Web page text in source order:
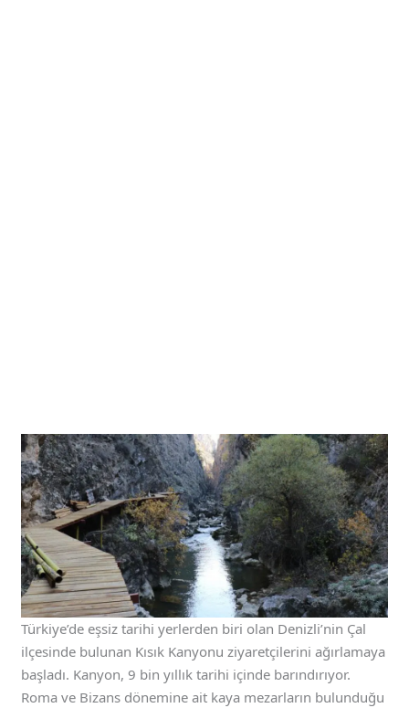
Türkiye’de eşsiz tarihi yerlerden biri olan Denizli’nin Çal
ilçesinde bulunan Kısık Kanyonu ziyaretçilerini ağırlamaya
başladı. Kanyon, 9 bin yıllık tarihi içinde barındırıyor.
Roma ve Bizans dönemine ait kaya mezarların bulunduğu